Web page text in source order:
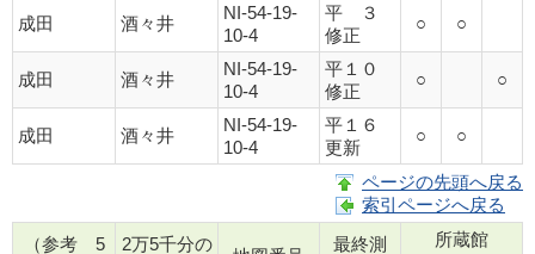
成田 酒々井
NI-54-19-
10-4
平 ３
修正
○ ○
成田 酒々井
NI-54-19-
10-4
平１０
修正
○ ○
成田 酒々井
NI-54-19-
10-4
平１６
更新
○ ○
ページの先頭へ戻る
索引ページへ戻る
（参考 5
2万5千分の 最終測 所蔵館